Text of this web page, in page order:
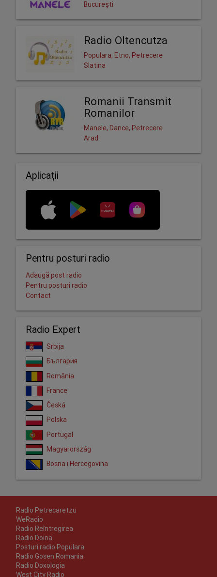
București
Radio Oltencutza
Populara, Etno, Petrecere
Slatina
Romanii Transmit
Romanilor
Manele, Dance, Petrecere
Arad
Aplicații
Pentru posturi radio
Adaugă post radio
Pentru posturi radio
Contact
Radio Expert
Srbija
България
România
France
Česká
Polska
Portugal
Magyarország
Bosna i Hercegovina
Radio Petrecaretzu
WeRadio
Radio Reîntregirea
Radio Doina
Posturi radio Populara
Radio Gosen Romania
Radio Doxologia
West City Radio